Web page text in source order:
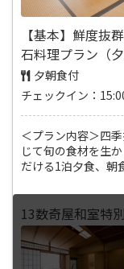
【基本】鮮度抜
石料理プラン（夕
夕朝食付
チェックイン：
＜プラン内容＞四
じて旬の食材を生
だける1泊夕食、朝
13数奇屋和室特